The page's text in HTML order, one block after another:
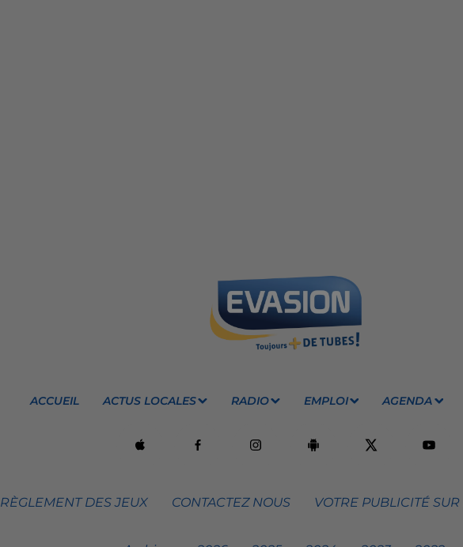
ACCUEIL ACTUS LOCALES RADIO EMPLOI AGENDA
RÈGLEMENT DES JEUX CONTACTEZ NOUS VOTRE PUBLICITÉ